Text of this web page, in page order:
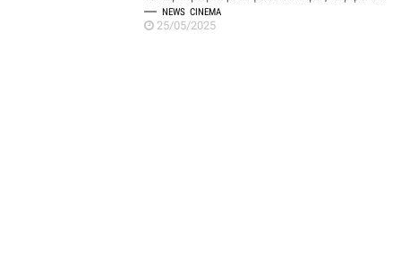
NEWS CINEMA
25/05/2025